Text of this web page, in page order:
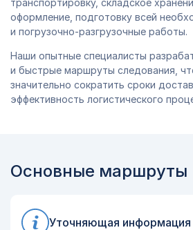
оформление, подготовку всей
и погрузочно-разгрузочные работы.
Наши опытные специалисты
и быстрые маршруты следования,
значительно сократить сроки
эффективность логистического
Основные маршруты
Уточняющая информация